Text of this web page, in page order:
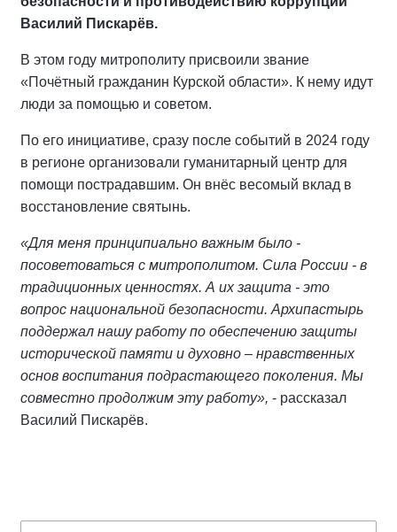
Василий Пискарёв.
В этом году митрополиту присвоили звание
«Почётный гражданин Курской области». К нему идут
люди за помощью и советом.
По его инициативе, сразу после событий в 2024 году
в регионе организовали гуманитарный центр для
помощи пострадавшим. Он внёс весомый вклад в
восстановление святынь.
«Для меня принципиально важным было -
посоветоваться с митрополитом. Сила России - в
традиционных ценностях. А их защита - это
вопрос национальной безопасности. Архипастырь
поддержал нашу работу по обеспечению защиты
исторической памяти и духовно – нравственных
основ воспитания подрастающего поколения. Мы
совместно продолжим эту работу», - рассказал
Василий Пискарёв.